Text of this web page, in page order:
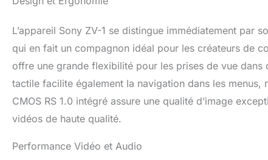
L’appareil Sony ZV-1 se distingue immédiatement par
qui en fait un compagnon idéal pour les créateurs de
offre une grande flexibilité pour les prises de vue dans
tactile facilite également la navigation dans les menus,
CMOS RS 1.0 intégré assure une qualité d’image
vidéos de haute qualité.
Performance Vidéo et Audio